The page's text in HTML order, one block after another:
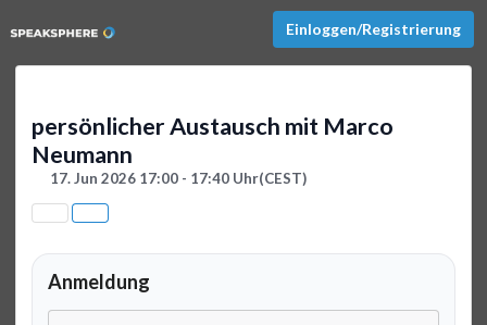
Einloggen/Registrierung
persönlicher Austausch mit Marco
Neumann
17. Jun 2026 17:00 - 17:40 Uhr(CEST)
Anmeldung